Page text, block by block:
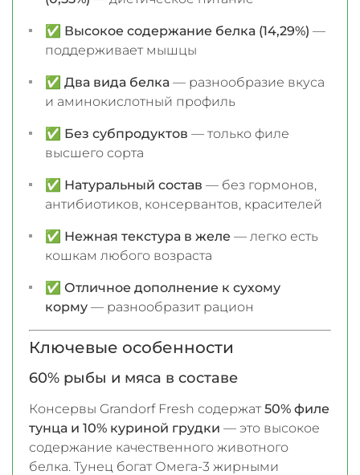
✅ Высокое содержание белка (14,29%) —
поддерживает мышцы
✅ Два вида белка — разнообразие вкуса
и аминокислотный профиль
✅ Без субпродуктов — только филе
высшего сорта
✅ Натуральный состав — без гормонов,
антибиотиков, консервантов, красителей
✅ Нежная текстура в желе — легко есть
кошкам любого возраста
✅ Отличное дополнение к сухому
корму — разнообразит рацион
Ключевые особенности
60% рыбы и мяса в составе
Консервы Grandorf Fresh содержат 50% филе
тунца и 10% куриной грудки — это высокое
содержание качественного животного
белка. Тунец богат Омега-3 жирными